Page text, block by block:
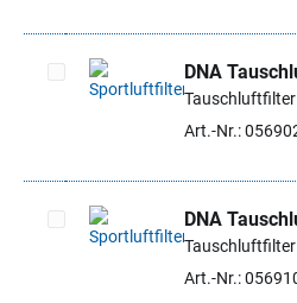
Artikel auswählen
DNA
Tauschluftfilter
Art.-Nr.:
Artikel auswählen
DNA
Tauschluftfilter
Art.-Nr.: